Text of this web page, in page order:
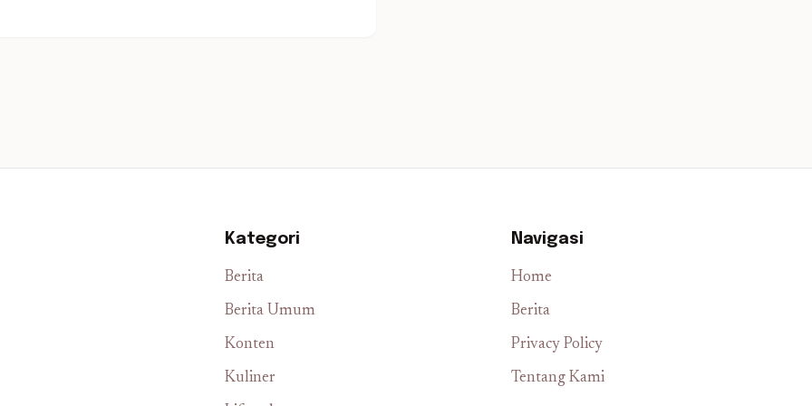
Kategori
Berita
Berita Umum
Konten
Kuliner
Navigasi
Home
Berita
Privacy Policy
Tentang Kami